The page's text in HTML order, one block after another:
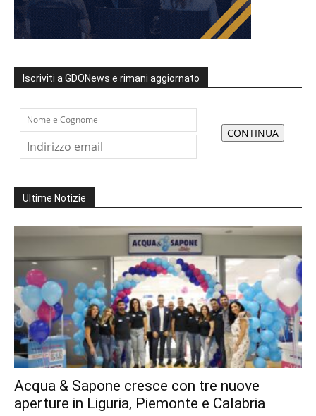
Iscriviti a GDONews e rimani aggiornato
Ultime Notizie
Acqua & Sapone cresce con tre nuove
aperture in Liguria, Piemonte e Calabria